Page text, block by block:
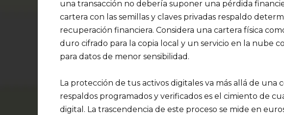
una transacción no debería suponer una pérdida
cartera con las semillas y claves privadas respaldo
recuperación financiera. Considera una cartera física
duro cifrado para la copia local y un servicio en la nube
para datos de menor sensibilidad.
La protección de tus activos digitales va más allá de una
respaldos programados y verificados es el cimiento de
digital. La trascendencia de este proceso se mide en